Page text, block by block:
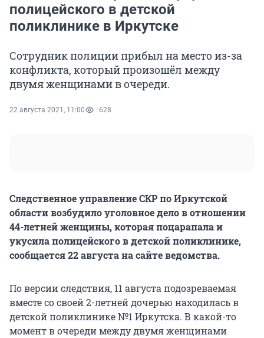
полицейского в детской
поликлинике в Иркутске
Сотрудник полиции прибыл на место из-за
конфликта, который произошёл между
двумя женщинами в очереди.
22 августа 2021, 11:00 628
Следственное управление СКР по Иркутской
области возбудило уголовное дело в отношении
44-летней женщины, которая поцарапала и
укусила полицейского в детской поликлинике,
сообщается 22 августа на сайте ведомства.
По версии следствия, 11 августа подозреваемая
вместе со своей 2-летней дочерью находилась в
детской поликлинике №1 Иркутска. В какой-то
момент в очереди между двумя женщинами